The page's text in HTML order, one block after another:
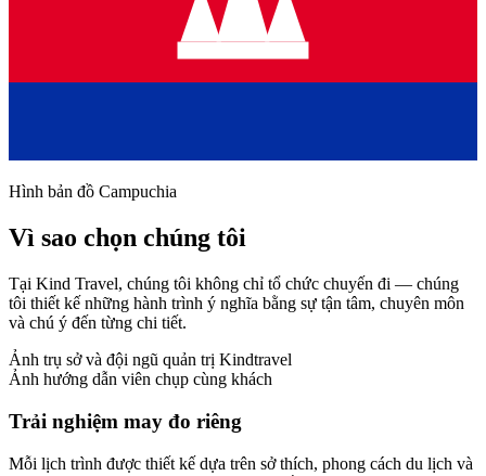
Hình bản đồ Campuchia
Vì sao chọn chúng tôi
Tại Kind Travel, chúng tôi không chỉ tổ chức chuyến đi — chúng
tôi thiết kế những hành trình ý nghĩa bằng sự tận tâm, chuyên môn
và chú ý đến từng chi tiết.
Ảnh trụ sở và đội ngũ quản trị Kindtravel
Ảnh hướng dẫn viên chụp cùng khách
Trải nghiệm may đo riêng
Mỗi lịch trình được thiết kế dựa trên sở thích, phong cách du lịch và